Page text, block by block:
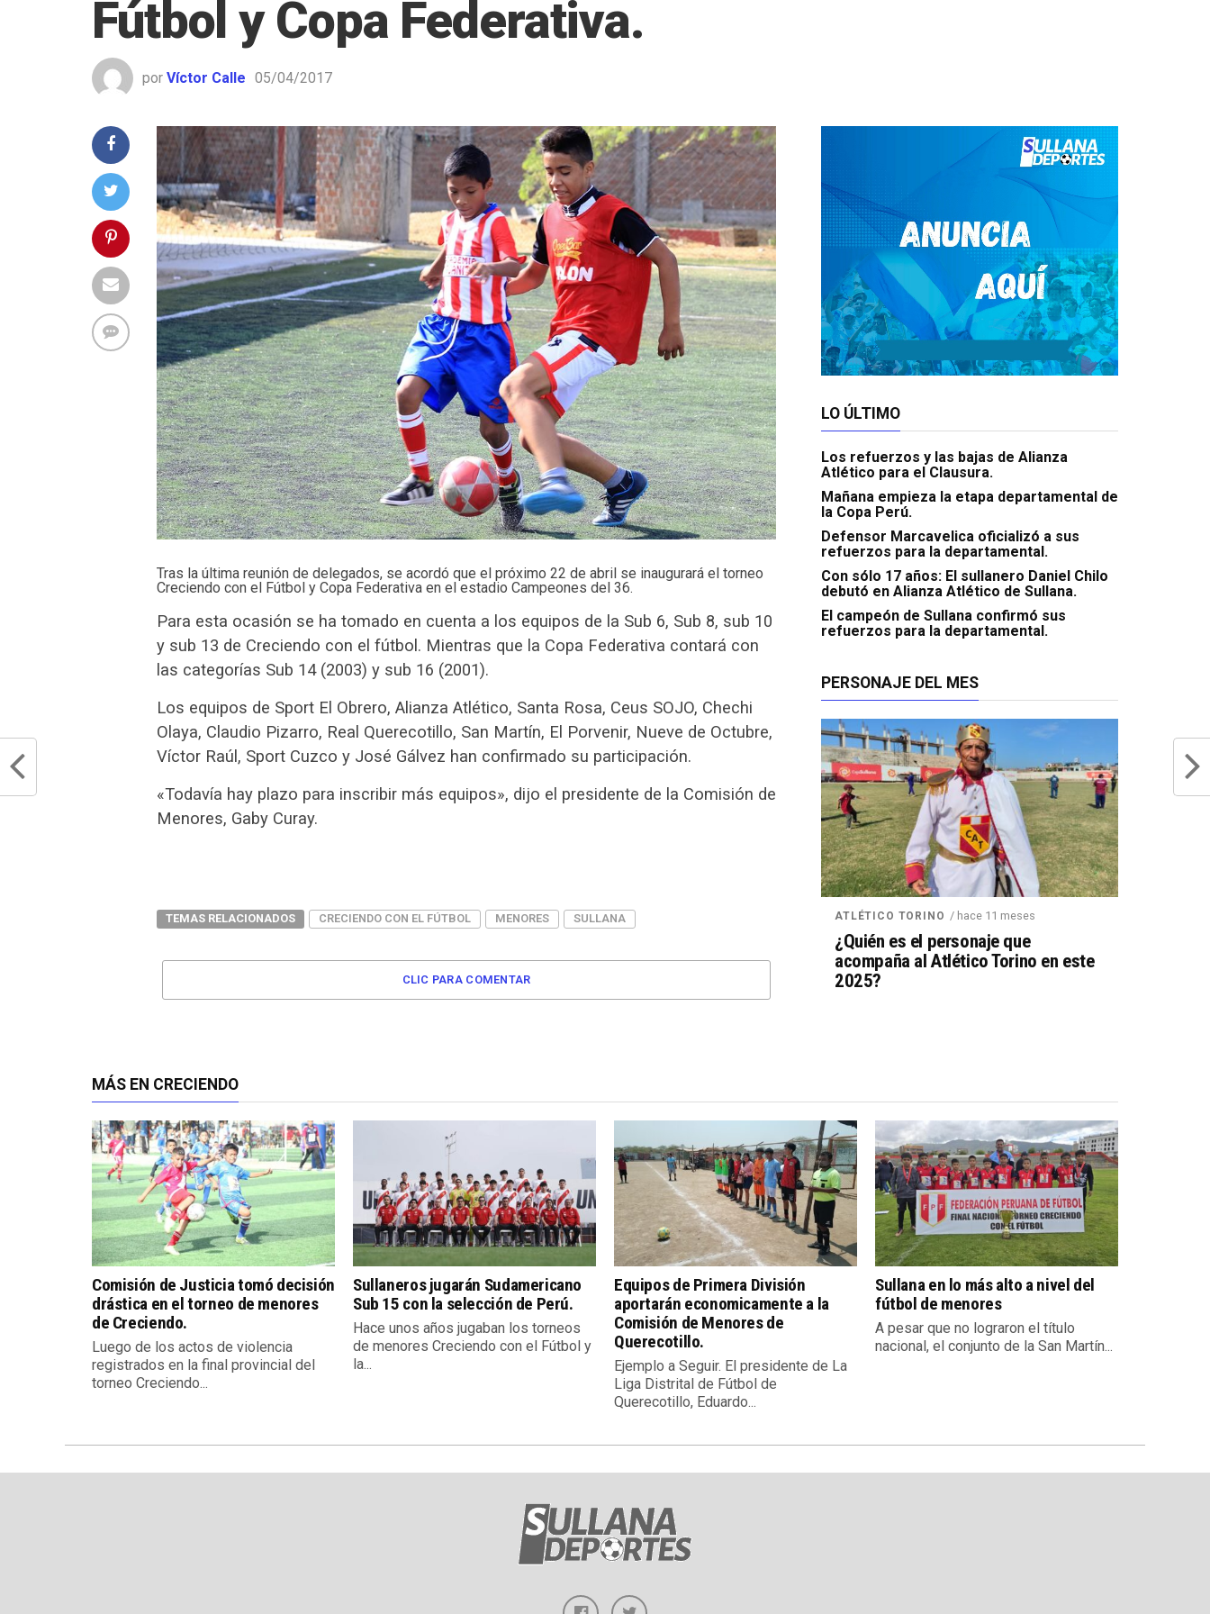
Fútbol y Copa Federativa.
por Víctor Calle 05/04/2017
Tras la última reunión de delegados, se acordó que el próximo 22 de abril se inaugurará el torneo
Creciendo con el Fútbol y Copa Federativa en el estadio Campeones del 36.
Para esta ocasión se ha tomado en cuenta a los equipos de la Sub 6, Sub 8, sub 10
y sub 13 de Creciendo con el fútbol. Mientras que la Copa Federativa contará con
las categorías Sub 14 (2003) y sub 16 (2001).
Los equipos de Sport El Obrero, Alianza Atlético, Santa Rosa, Ceus SOJO, Chechi
Olaya, Claudio Pizarro, Real Querecotillo, San Martín, El Porvenir, Nueve de Octubre,
Víctor Raúl, Sport Cuzco y José Gálvez han confirmado su participación.
«Todavía hay plazo para inscribir más equipos», dijo el presidente de la Comisión de
Menores, Gaby Curay.
TEMAS RELACIONADOS CRECIENDO CON EL FÚTBOL MENORES SULLANA
CLIC PARA COMENTAR
LO ÚLTIMO
Los refuerzos y las bajas de Alianza
Atlético para el Clausura.
Mañana empieza la etapa departamental de
la Copa Perú.
Defensor Marcavelica oficializó a sus
refuerzos para la departamental.
Con sólo 17 años: El sullanero Daniel Chilo
debutó en Alianza Atlético de Sullana.
El campeón de Sullana confirmó sus
refuerzos para la departamental.
PERSONAJE DEL MES
ATLÉTICO TORINO / hace 11 meses
¿Quién es el personaje que
acompaña al Atlético Torino en este
2025?
MÁS EN CRECIENDO
Comisión de Justicia tomó decisión
drástica en el torneo de menores
de Creciendo.
Luego de los actos de violencia
registrados en la final provincial del
torneo Creciendo...
Sullaneros jugarán Sudamericano
Sub 15 con la selección de Perú.
Hace unos años jugaban los torneos
de menores Creciendo con el Fútbol y
la...
Equipos de Primera División
aportarán economicamente a la
Comisión de Menores de
Querecotillo.
Ejemplo a Seguir. El presidente de La
Liga Distrital de Fútbol de
Querecotillo, Eduardo...
Sullana en lo más alto a nivel del
fútbol de menores
A pesar que no lograron el título
nacional, el conjunto de la San Martín...